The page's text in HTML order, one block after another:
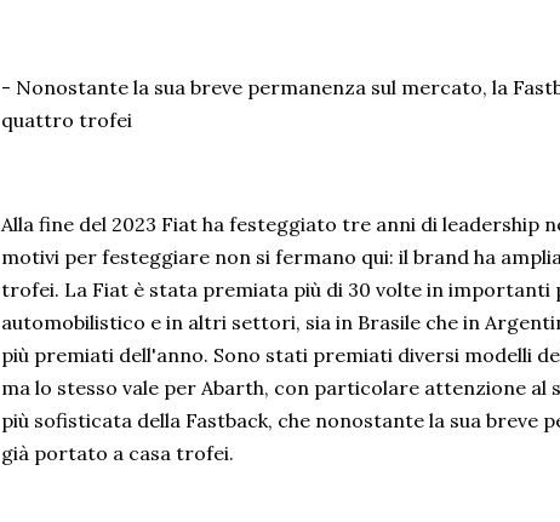
- Nonostante la sua breve permanenza sul mercato, la
quattro trofei
Alla fine del 2023 Fiat ha festeggiato tre anni di leadership
motivi per festeggiare non si fermano qui: il brand ha
trofei. La Fiat è stata premiata più di 30 volte in importanti
automobilistico e in altri settori, sia in Brasile che in
più premiati dell'anno. Sono stati premiati diversi modelli
ma lo stesso vale per Abarth, con particolare attenzione al
più sofisticata della Fastback, che nonostante la sua breve
già portato a casa trofei.